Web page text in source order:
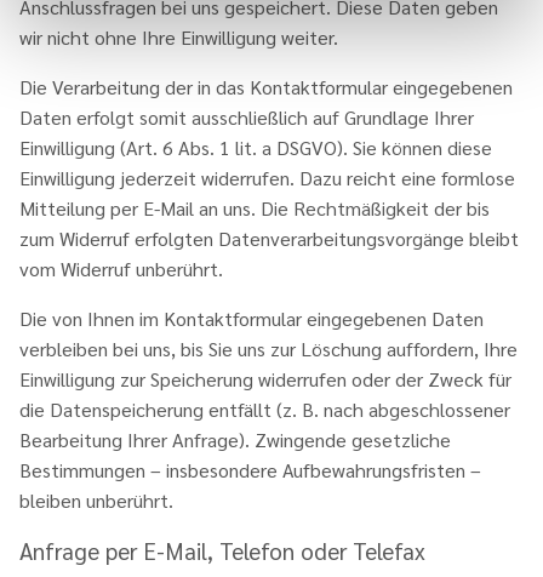
Anschlussfragen bei uns gespeichert. Diese Daten geben
wir nicht ohne Ihre Einwilligung weiter.
Die Verarbeitung der in das Kontaktformular eingegebenen
Daten erfolgt somit ausschließlich auf Grundlage Ihrer
Einwilligung (Art. 6 Abs. 1 lit. a DSGVO). Sie können diese
Einwilligung jederzeit widerrufen. Dazu reicht eine formlose
Mitteilung per E-Mail an uns. Die Rechtmäßigkeit der bis
zum Widerruf erfolgten Datenverarbeitungsvorgänge bleibt
vom Widerruf unberührt.
Die von Ihnen im Kontaktformular eingegebenen Daten
verbleiben bei uns, bis Sie uns zur Löschung auffordern, Ihre
Einwilligung zur Speicherung widerrufen oder der Zweck für
die Datenspeicherung entfällt (z. B. nach abgeschlossener
Bearbeitung Ihrer Anfrage). Zwingende gesetzliche
Bestimmungen – insbesondere Aufbewahrungsfristen –
bleiben unberührt.
Anfrage per E-Mail, Telefon oder Telefax